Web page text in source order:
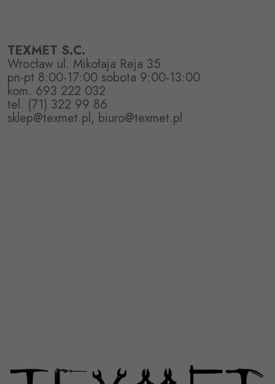
TEXMET S.C.
Wrocław ul. Mikołaja Reja 35
pn-pt 8:00-17:00 sobota 9:00-13:00
kom. 693 222 032
tel. (71) 322 99 86
sklep@texmet.pl, biuro@texmet.pl